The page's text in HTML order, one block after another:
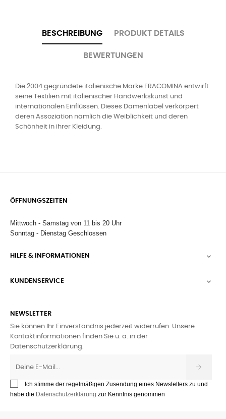
BESCHREIBUNG PRODUKT DETAILS
BEWERTUNGEN
Die 2004 gegründete italienische Marke FRACOMINA entwirft
seine Textilien mit italienischer Handwerkskunst und
internationalen Einflüssen. Dieses Damenlabel verkörpert
deren Assoziation nämlich die Weiblichkeit und deren
Schönheit in ihrer Kleidung.
ÖFFNUNGSZEITEN
Mittwoch - Samstag von 11 bis 20 Uhr
Sonntag - Dienstag Geschlossen
HILFE & INFORMATIONEN 
KUNDENSERVICE 
NEWSLETTER
Sie können Ihr Einverständnis jederzeit widerrufen. Unsere
Kontaktinformationen finden Sie u. a. in der
Datenschutzerklärung.
Ich stimme der regelmäßigen Zusendung eines Newsletters zu und
habe die Datenschutzerklärung zur Kenntnis genommen